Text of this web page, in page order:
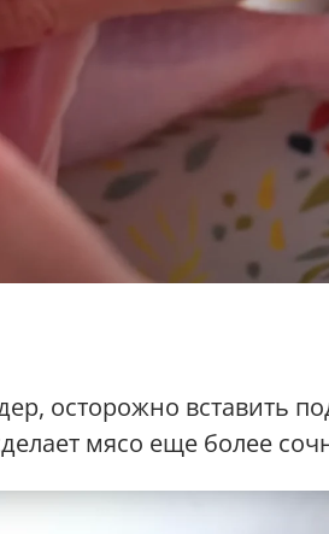
осторожно вставить
мясо еще более